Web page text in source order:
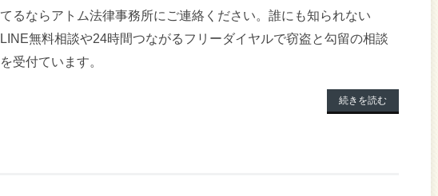
てるならアトム法律事務所にご連絡ください。誰にも知られない
LINE無料相談や24時間つながるフリーダイヤルで窃盗と勾留の相談
を受付ています。
続きを読む